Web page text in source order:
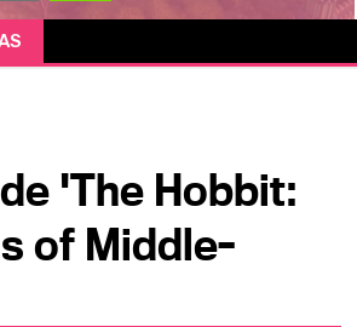
'The Hobbit:
of Middle-